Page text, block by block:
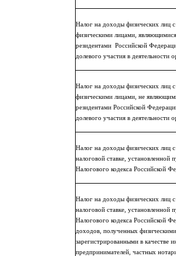
Налог на доходы физических лиц
физическими лицами,
резидентами Российской
долевого участия в деятельности
Налог на доходы физических лиц
физическими лицами, не
резидентами Российской
долевого участия в деятельности
Налог на доходы физических лиц
налоговой ставке, установленной
Налогового кодекса Российской
Налог на доходы физических лиц
налоговой ставке, установленной
Налогового кодекса Российской
доходов, полученных
зарегистрированными в качестве
предпринимателей, частных